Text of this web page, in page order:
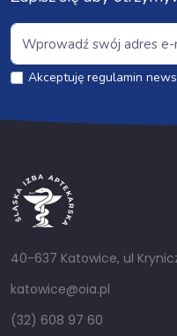
Akceptuję regulamin
40-637 Katowice, ul
katowice@oia.pl
(32) 608 97 60